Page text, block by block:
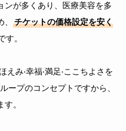
ンが多くあり、医療美容を多
チケットの価格設定を安く
す。
えみ‧幸福‧満⾜‧ここちよさを
ープのコンセプトですから、
。